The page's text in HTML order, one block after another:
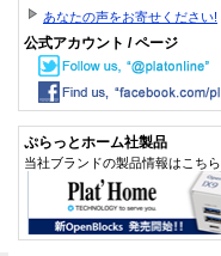
あなたの声をお寄せください!
公式アカウント / ページ
ぷらっとホーム社製品
当社ブランドの製品情報はこちら